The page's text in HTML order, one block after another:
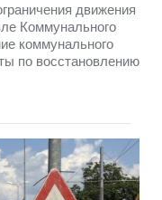
движения
Коммунального
коммунального
по восстановлению